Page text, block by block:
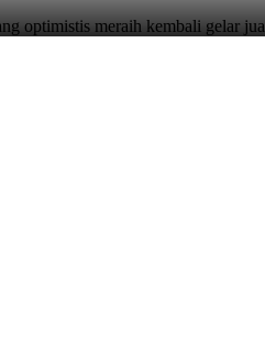
optimistis meraih kembali gelar